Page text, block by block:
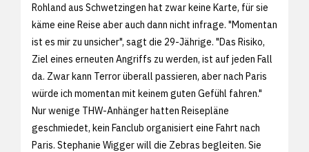
Rohland aus Schwetzingen hat zwar keine Karte, für sie
käme eine Reise aber auch dann nicht infrage. "Momentan
ist es mir zu unsicher", sagt die 29-Jährige. "Das Risiko,
Ziel eines erneuten Angriffs zu werden, ist auf jeden Fall
da. Zwar kann Terror überall passieren, aber nach Paris
würde ich momentan mit keinem guten Gefühl fahren."
Nur wenige THW-Anhänger hatten Reisepläne
geschmiedet, kein Fanclub organisiert eine Fahrt nach
Paris. Stephanie Wigger will die Zebras begleiten. Sie